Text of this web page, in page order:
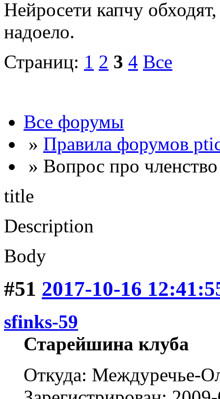
Нейросети капчу
надоело.
Страниц: 1 2 3 4 Все
Все форумы
» Правила форумов
» Вопрос про
title
Description
Body
#51 2017-10-16
sfinks-59
Старейшина клуба
Откуда: Междуречье-